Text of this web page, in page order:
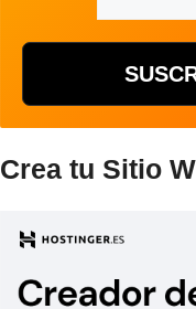
Crea tu Sitio